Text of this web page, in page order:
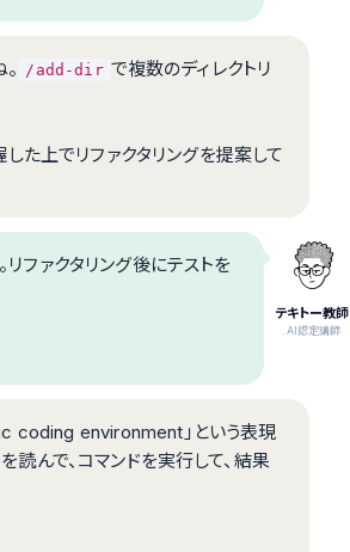
/add-dir で複数のディレクトリ
た上でリファクタリングを提案して
テキトー教師
.AI認定講師
ファクタリング後にテストを
coding environment」という表現
読んで、コマンドを実行して、結果